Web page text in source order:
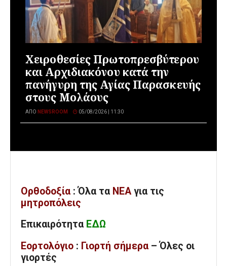
Χειροθεσίες Πρωτοπρεσβύτερου
και Αρχιδιακόνου κατά την
πανήγυρη της Αγίας Παρασκευής
στους Μολάους
ΑΠΌ NEWSROOM 05/08/2026 | 11:30
Ορθοδοξία : Όλα τα ΝΕΑ για τις
μητροπόλεις
Επικαιρότητα ΕΔΩ
Εορτολόγιο : Γιορτή σήμερα – Όλες οι
γιορτές